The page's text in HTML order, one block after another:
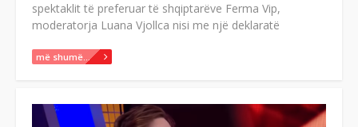
spektaklit të preferuar të shqiptarëve Ferma Vip,
moderatorja Luana Vjollca nisi me një deklaratë
më shumë...